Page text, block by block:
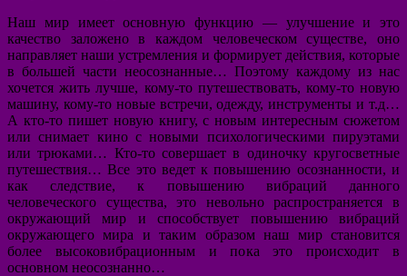
Наш мир имеет основную функцию — улучшение и это
качество заложено в каждом человеческом существе, оно
направляет наши устремления и формирует действия, которые
в большей части неосознанные… Поэтому каждому из нас
хочется жить лучше, кому-то путешествовать, кому-то новую
машину, кому-то новые встречи, одежду, инструменты и т.д…
А кто-то пишет новую книгу, с новым интересным сюжетом
или снимает кино с новыми психологическими пируэтами
или трюками… Кто-то совершает в одиночку кругосветные
путешествия… Все это ведет к повышению осознанности, и
как следствие, к повышению вибраций данного
человеческого существа, это невольно распространяется в
окружающий мир и способствует повышению вибраций
окружающего мира и таким образом наш мир становится
более высоковибрационным и пока это происходит в
основном неосознанно…